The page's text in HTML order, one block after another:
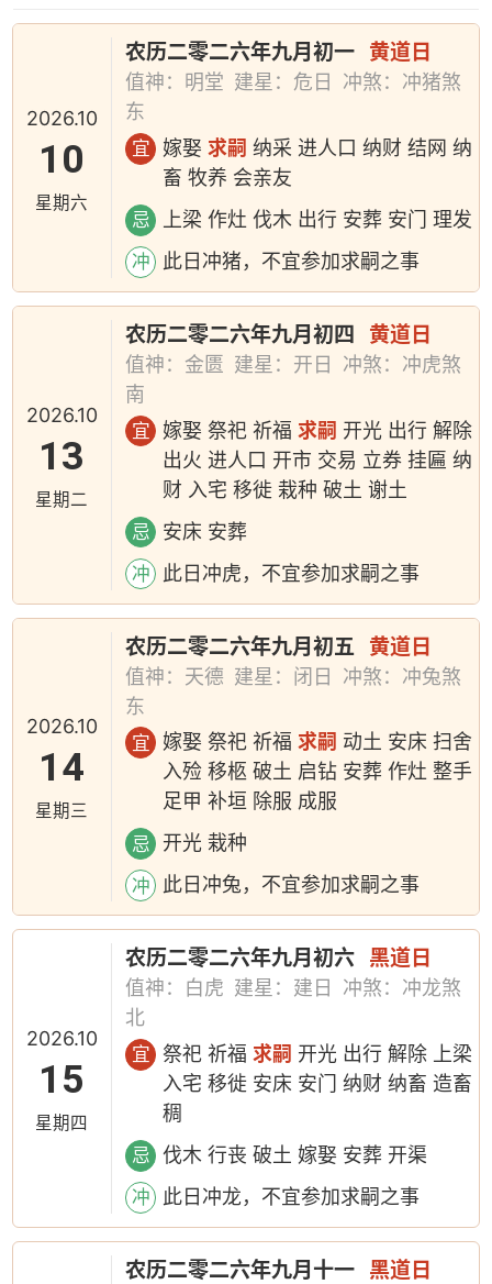
2026.10
10
星期六
农历二零二六年九月初一 黄道日
值神：明堂 建星：危日
冲煞：冲猪煞
东
宜 嫁娶求嗣 纳采 进人口 纳财 结网 纳
畜 牧养 会亲友
忌 上梁 作灶 伐木 出行 安葬 安门 理发
冲 此日冲猪，不宜参加求嗣之事
2026.10
13
星期二
农历二零二六年九月初四 黄道日
值神：金匮 建星：开日
冲煞：冲虎煞
南
宜 嫁娶 祭祀 祈福求嗣 开光 出行 解除
出火 进人口 开市 交易 立券 挂匾 纳
财 入宅 移徙 栽种 破土 谢土
忌 安床 安葬
冲 此日冲虎，不宜参加求嗣之事
2026.10
14
星期三
农历二零二六年九月初五 黄道日
值神：天德 建星：闭日
冲煞：冲兔煞
东
宜 嫁娶 祭祀 祈福求嗣 动土 安床 扫舍
入殓 移柩 破土 启钻 安葬 作灶 整手
足甲 补垣 除服 成服
忌 开光 栽种
冲 此日冲兔，不宜参加求嗣之事
2026.10
15
星期四
农历二零二六年九月初六 黑道日
值神：白虎 建星：建日
冲煞：冲龙煞
北
宜 祭祀 祈福求嗣 开光 出行 解除 上梁
入宅 移徙 安床 安门 纳财 纳畜 造畜
稠
忌 伐木 行丧 破土 嫁娶 安葬 开渠
冲 此日冲龙，不宜参加求嗣之事
农历二零二六年九月十一 黑道日